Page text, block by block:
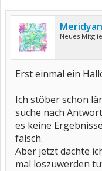
Meridyan
Neues
Erst einmal ein
Ich stöber schon
suche nach
es keine
falsch.
Aber jetzt dachte
mal loszuwerden